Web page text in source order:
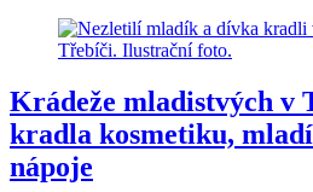
Krádeže mladistvých v
kradla kosmetiku,
nápoje